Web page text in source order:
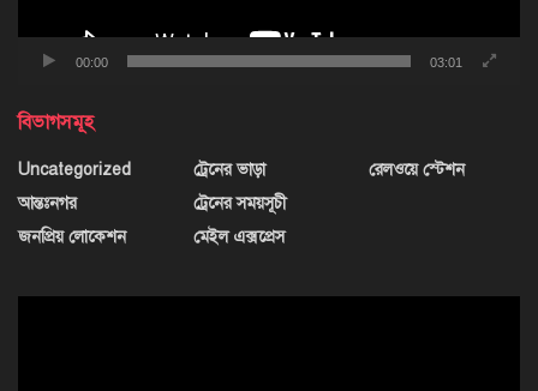
00:00 03:01
বিভাগসমূহ
Uncategorized
আন্তঃনগর
জনপ্রিয় লোকেশন
ট্রেনের ভাড়া
ট্রেনের সময়সূচী
মেইল এক্সপ্রেস
রেলওয়ে স্টেশন